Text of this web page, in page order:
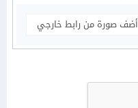
أضف صورة من رابط خارجي